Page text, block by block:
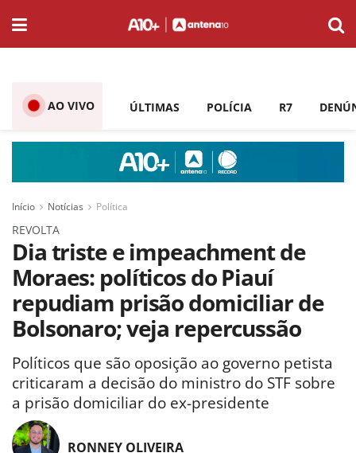
AO VIVO ÚLTIMAS POLÍCIA R7
Início Notícias Política
REVOLTA
Dia triste e impeachment de
Moraes: políticos do Piauí
repudiam prisão domiciliar de
Bolsonaro; veja repercussão
Políticos que são oposição ao governo petista
criticaram a decisão do ministro do STF sobre
a prisão domiciliar do ex-presidente
RONNEY OLIVEIRA